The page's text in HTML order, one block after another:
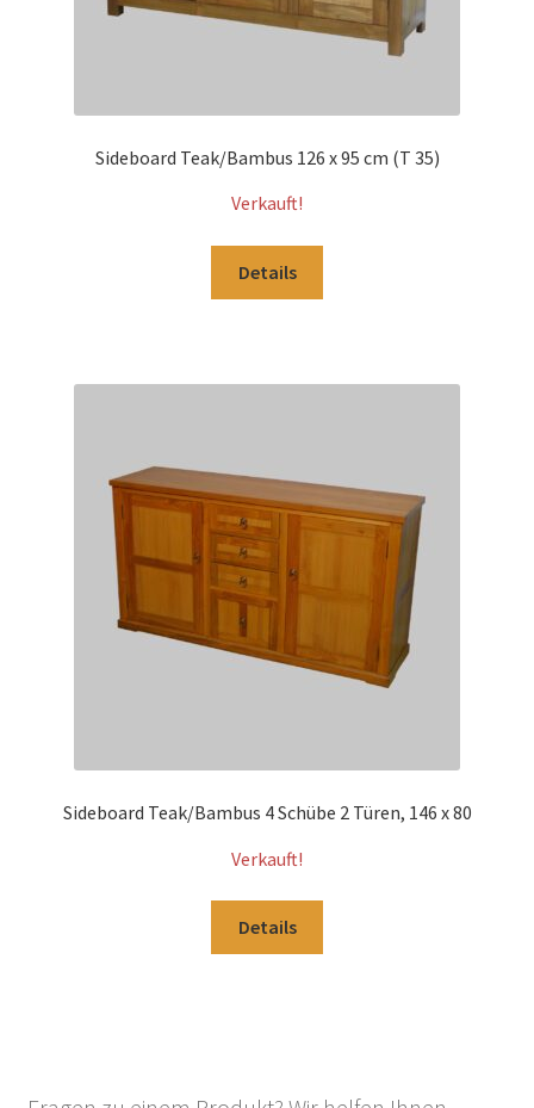
Sideboard Teak/Bambus 126 x 95 cm (T 35)
Verkauft!
Details
Sideboard Teak/Bambus 4 Schübe 2 Türen, 146 x 80
Verkauft!
Details